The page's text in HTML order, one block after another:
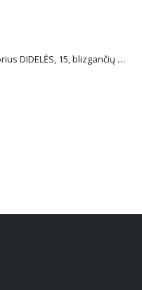
Plus Plus konstruktorius DIDELĖS, 15, blizgančių spalvų